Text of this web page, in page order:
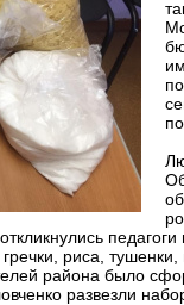
риса,
района было
развезли